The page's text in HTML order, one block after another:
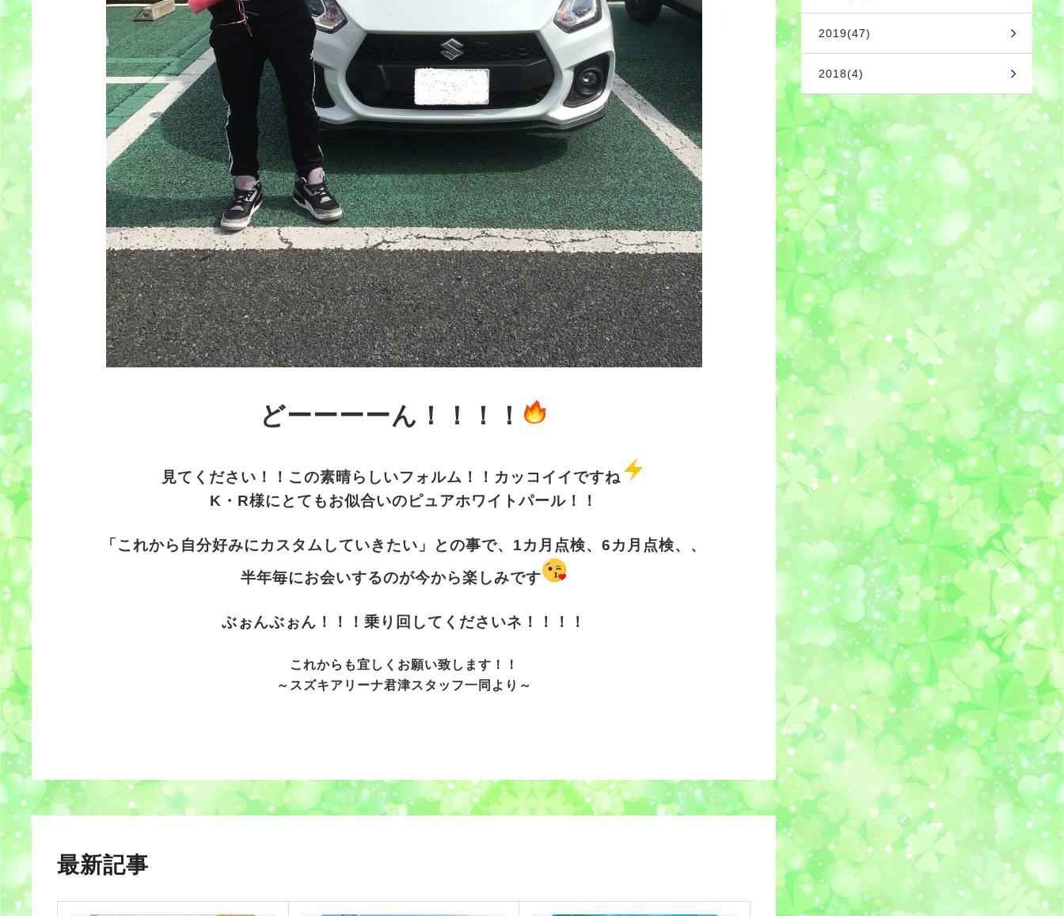
どーーーーん！！！！
見てください！！この素晴らしいフォルム！！カッコイイですね
K・R様にとてもお似合いのピュアホワイトパール！！
「これから自分好みにカスタムしていきたい」との事で、1カ月点検、6カ月点検、、
半年毎にお会いするのが今から楽しみです
ぶぉんぶぉん！！！乗り回してくださいネ！！！！
これからも宜しくお願い致します！！
～スズキアリーナ君津スタッフ一同より～
最新記事
2019(47)
2018(4)